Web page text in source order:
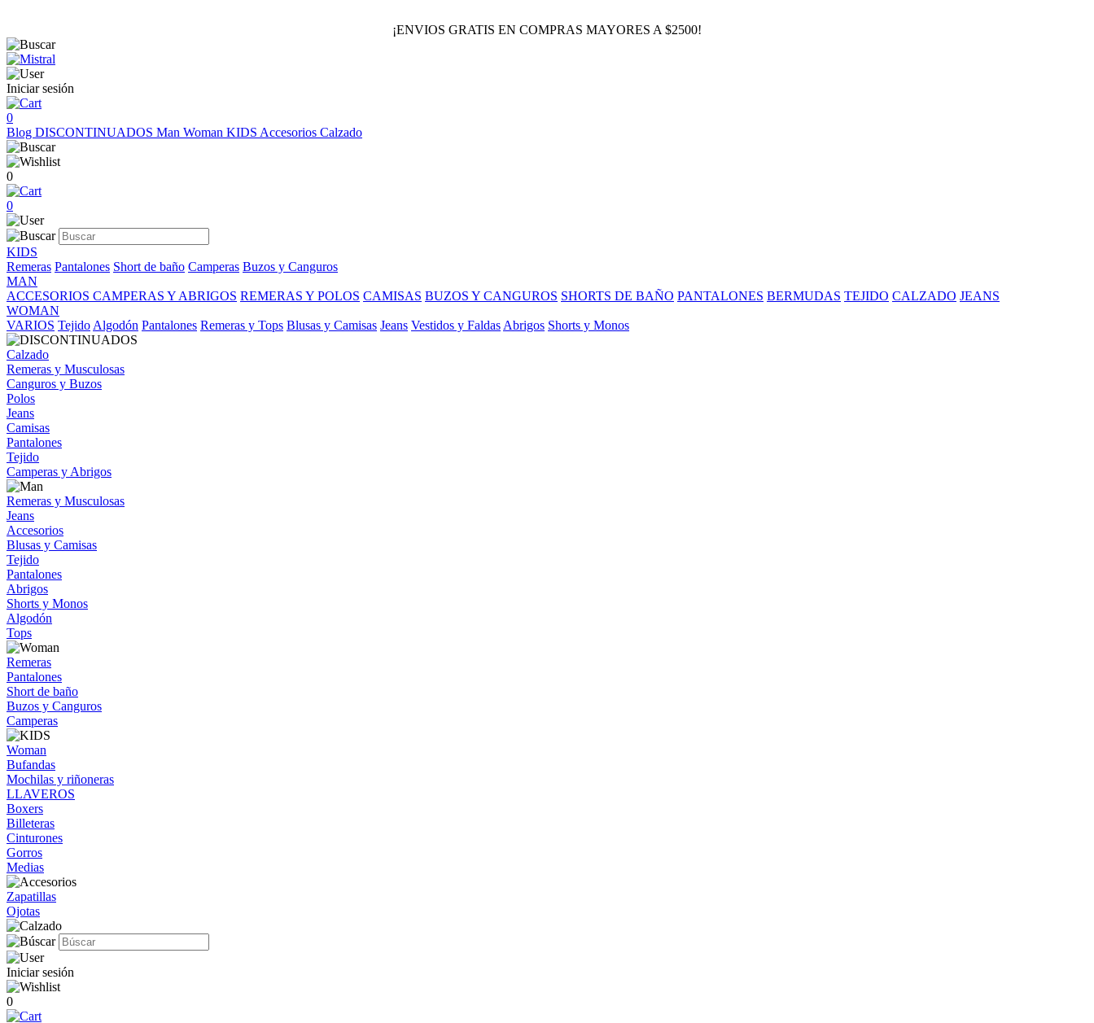
¡ENVIOS GRATIS EN COMPRAS MAYORES A $2500!
Iniciar sesión
0
Blog DISCONTINUADOS Man Woman KIDS Accesorios Calzado
0
0
KIDS
Remeras Pantalones Short de baño Camperas Buzos y Canguros
MAN
ACCESORIOS CAMPERAS Y ABRIGOS REMERAS Y POLOS CAMISAS BUZOS Y CANGUROS SHORTS DE BAÑO PANTALONES BERMUDAS TEJIDO CALZADO JEANS
WOMAN
VARIOS Tejido Algodón Pantalones Remeras y Tops Blusas y Camisas Jeans Vestidos y Faldas Abrigos Shorts y Monos
Calzado
Remeras y Musculosas
Canguros y Buzos
Polos
Jeans
Camisas
Pantalones
Tejido
Camperas y Abrigos
Remeras y Musculosas
Jeans
Accesorios
Blusas y Camisas
Tejido
Pantalones
Abrigos
Shorts y Monos
Algodón
Tops
Remeras
Pantalones
Short de baño
Buzos y Canguros
Camperas
Woman
Bufandas
Mochilas y riñoneras
LLAVEROS
Boxers
Billeteras
Cinturones
Gorros
Medias
Zapatillas
Ojotas
Iniciar sesión
0